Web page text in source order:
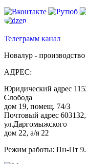
Телеграмм канал
Новалур -
АДРЕС:
Юридический адрес
Слобода
дом 19, помещ. 74/3
Почтовый адрес
ул.Даргомыжского
дом 22, а/я 22
Режим работы: Пн-Пт